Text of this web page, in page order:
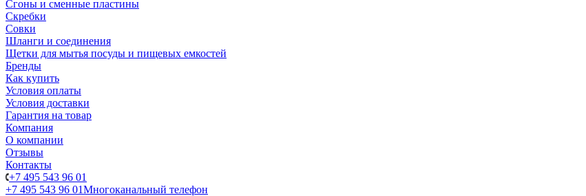
Сгоны и сменные пластины
Скребки
Совки
Шланги и соединения
Щетки для мытья посуды и пищевых емкостей
Бренды
Как купить
Условия оплаты
Условия доставки
Гарантия на товар
Компания
О компании
Отзывы
Контакты
+7 495 543 96 01
+7 495 543 96 01Многоканальный телефон